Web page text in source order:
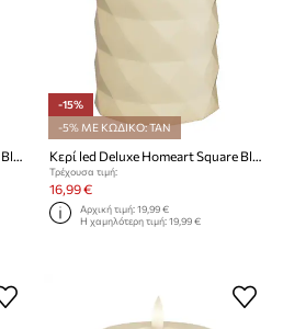
Κερί led Deluxe Homeart Square Bloklys 7,5 x 12,5 cm
-15%
-5% ΜΕ ΚΩΔΙΚΟ: TAN
Κερί led Deluxe Homeart Square Bloklys 7,5 x 15 cm
Τρέχουσα τιμή:
16,99 €
Αρχική τιμή:19,99 €
Η χαμηλότερη τιμή:19,99 €